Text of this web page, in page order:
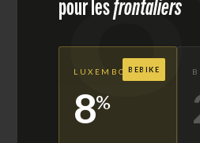
pour lesfrontaliers
LUXEMBOURG
8%
BEBIKE